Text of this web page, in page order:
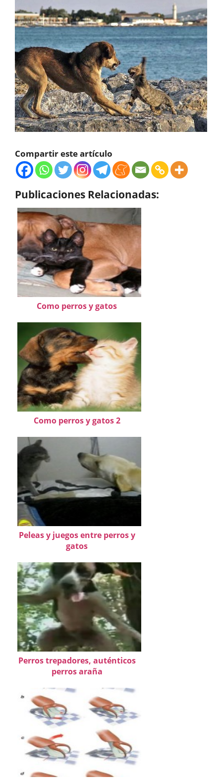
Compartir este artículo
Publicaciones Relacionadas:
Como perros y gatos
Como perros y gatos 2
Peleas y juegos entre perros y
gatos
Perros trepadores, auténticos
perros araña